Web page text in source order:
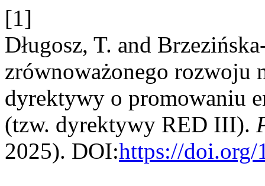
[1]
Długosz, T. and
zrównoważonego rozwoju
dyrektywy o promowaniu
(tzw. dyrektywy RED III).
2025). DOI:https://doi.org/